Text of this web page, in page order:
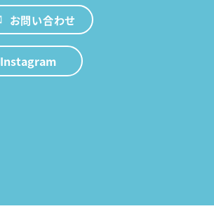
お問い合わせ
Instagram